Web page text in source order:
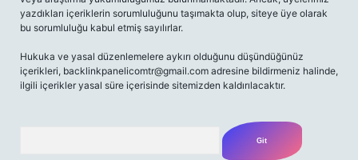
yazdıkları içeriklerin sorumluluğunu taşımakta olup, siteye üye olarak
bu sorumluluğu kabul etmiş sayılırlar.
Hukuka ve yasal düzenlemelere aykırı olduğunu düşündüğünüz
içerikleri, backlinkpanelicomtr@gmail.com adresine bildirmeniz halinde,
ilgili içerikler yasal süre içerisinde sitemizden kaldırılacaktır.